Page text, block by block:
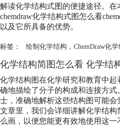
解读化学结构式图的便捷途径。
chemdraw化学结构式图怎么看
以及它所具备的优势。
标签： 绘制化学结构 ， ChemDraw化
化学结构简图怎么看 化学结
化学结构图在化学研究和教育中
确地描绘了分子的构成和连接方式
士，准确地解析这些结构图可能
文章里，我们会详细讲解化学结
么画，以便您能更有效地使用这一